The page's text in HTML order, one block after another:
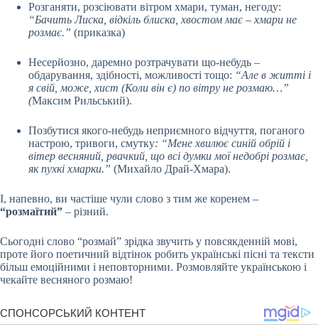
Розганяти, розсіювати вітром хмари, туман, негоду:
“Бачить Лиска, відкіль блиска, хвостом має – хмари не
розмає.” (приказка)
Несерйозно, даремно розтрачувати що-небудь –
обдарування, здібності, можливості тощо: “Але в житті і
я свій, може, хист (Коли він є) по вітру не розмаю…”
(Максим Рильський).
Позбутися якого-небудь неприємного відчуття, поганого
настрою, тривоги, смутку: “Мене хвилює синій обрій і
вітер весняний, рвачкий, що всі думки мої недобрі розмає,
як пухкі хмарки.” (Михайло Драй-Хмара).
І, напевно, ви частіше чули слово з тим же коренем –
“розмаїтий” – різний.
Сьогодні слово “розмай” зрідка звучить у повсякденній мові,
проте його поетичний відтінок робить українські пісні та тексти
більш емоційними і неповторними. Розмовляйте українською і
чекайте весняного розмаю!